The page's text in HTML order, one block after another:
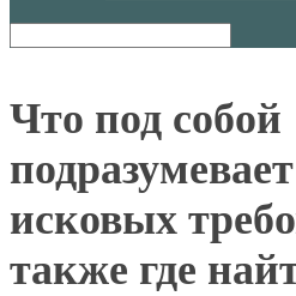
Что под собой
исковых
также где